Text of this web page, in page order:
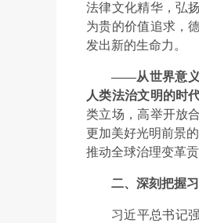
法律文化精华，弘
为贵的价值追求，
发出新的生命力。
——从世界意义
人类法治文明的时
类立场，高举开放
更加美好光明前景
推动全球治理变革
二、深刻把握
习近平总书记